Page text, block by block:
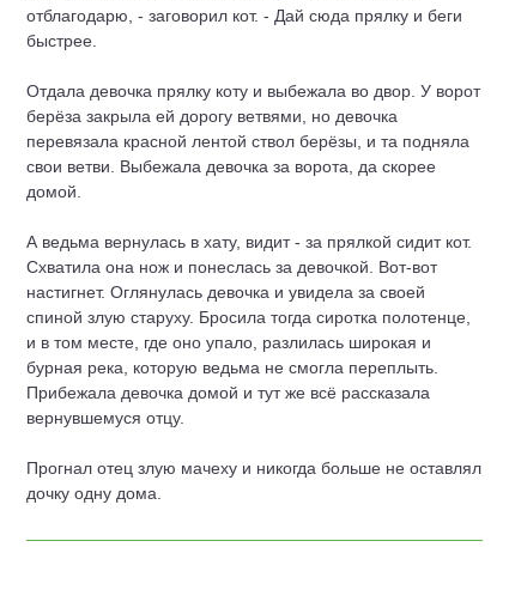
отблагодарю, - заговорил кот. - Дай сюда прялку и беги
быстрее.
Отдала девочка прялку коту и выбежала во двор. У ворот
берёза за­крыла ей дорогу ветвями, но девочка
перевязала красной лентой ствол берёзы, и та подняла
свои ветви. Выбежала девочка за ворота, да скорее
домой.
А ведьма вернулась в хату, видит - за прялкой сидит кот.
Схватила она нож и понеслась за девочкой. Вот-вот
настигнет. Оглянулась девочка и увидела за своей
спиной злую старуху. Бросила тогда сиротка полотен­це,
и в том месте, где оно упало, разлилась широкая и
бурная река, кото­рую ведьма не смогла переплыть.
Прибежала девочка домой и тут же всё рассказала
вернувшемуся отцу.
Прогнал отец злую мачеху и никогда больше не оставлял
дочку одну дома.